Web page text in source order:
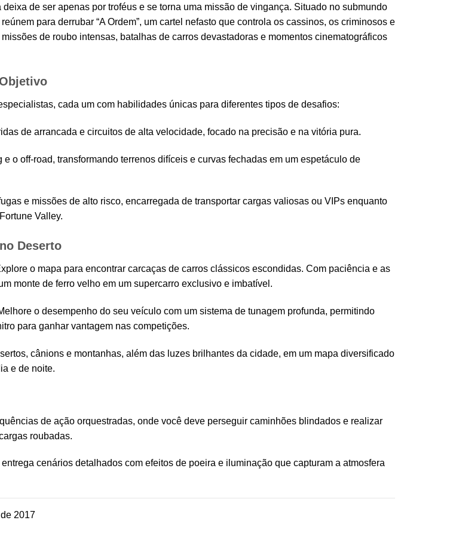
deixa de ser apenas por troféus e se torna uma missão de vingança. Situado no submundo
para derrubar “A Ordem”, um cartel nefasto que controla os cassinos, os criminosos e
de roubo intensas, batalhas de carros devastadoras e momentos cinematográficos
cada um com habilidades únicas para diferentes tipos de desafios:
de arrancada e circuitos de alta velocidade, focado na precisão e na vitória pura.
e o off-road, transformando terrenos difíceis e curvas fechadas em um espetáculo de
e missões de alto risco, encarregada de transportar cargas valiosas ou VIPs enquanto
Valley.
Deserto
o mapa para encontrar carcaças de carros clássicos escondidas. Com paciência e as
monte de ferro velho em um supercarro exclusivo e imbatível.
o desempenho do seu veículo com um sistema de tunagem profunda, permitindo
para ganhar vantagem nas competições.
cânions e montanhas, além das luzes brilhantes da cidade, em um mapa diversificado
e de noite.
de ação orquestradas, onde você deve perseguir caminhões blindados e realizar
roubadas.
cenários detalhados com efeitos de poeira e iluminação que capturam a atmosfera
2017